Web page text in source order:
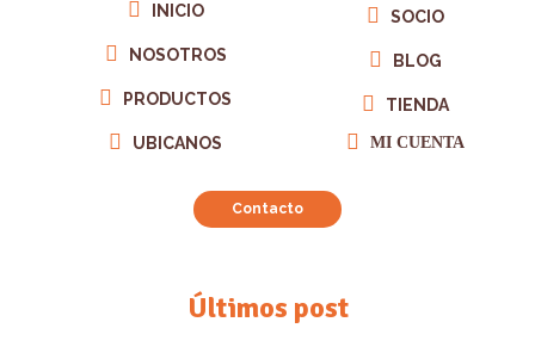
INICIO
NOSOTROS
PRODUCTOS
UBICANOS
SOCIO
BLOG
TIENDA
MI CUENTA
Contacto
Últimos post